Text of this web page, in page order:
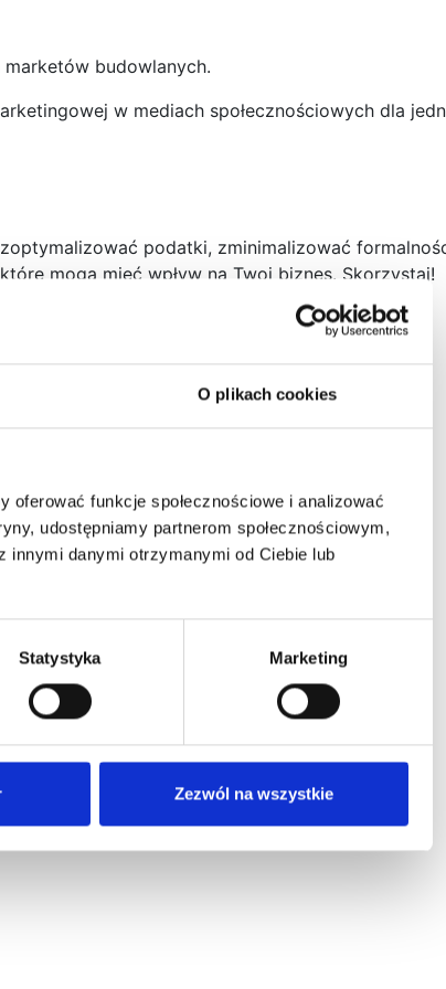
O plikach cookies
funkcje społecznościowe i analizować
udostępniamy partnerom społecznościowym,
innymi danymi otrzymanymi od Ciebie lub
Statystyka Marketing
Zezwól na wszystkie
budowlanych.
w mediach społecznościowych dla
podatki, zminimalizować
mogą mieć wpływ na Twoj biznes. Skorzystaj!